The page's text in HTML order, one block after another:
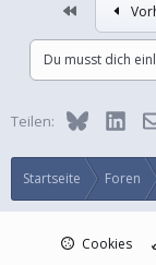
Du musst dich
Teilen: Bluesky
Startseite Foren
Cookies